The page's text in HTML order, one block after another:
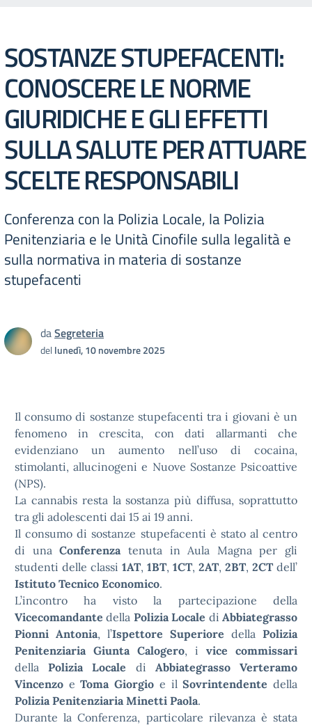
SOSTANZE STUPEFACENTI:
CONOSCERE LE NORME
GIURIDICHE E GLI EFFETTI
SULLA SALUTE PER ATTUARE
SCELTE RESPONSABILI
Conferenza con la Polizia Locale, la Polizia
Penitenziaria e le Unità Cinofile sulla legalità e
sulla normativa in materia di sostanze
stupefacenti
daSegreteria
dellunedì, 10 novembre 2025
Il consumo di sostanze stupefacenti tra i giovani è un
fenomeno in crescita, con dati allarmanti che
evidenziano un aumento nell’uso di cocaina,
stimolanti, allucinogeni e Nuove Sostanze Psicoattive
(NPS).
La cannabis resta la sostanza più diffusa, soprattutto
tra gli adolescenti dai 15 ai 19 anni.
Il consumo di sostanze stupefacenti è stato al centro
di unaConferenza tenuta in Aula Magna per gli
studenti delle classi 1AT, 1BT, 1CT, 2AT, 2BT, 2CT dell’
Istituto Tecnico Economico.
L’incontro ha visto la partecipazione della
Vicecomandantedella Polizia Locale di Abbiategrasso
Pionni Antonia, l’Ispettore Superiore della Polizia
Penitenziaria Giunta Calogero, i vice commissari
dellaPolizia Locale di Abbiategrasso Verteramo
Vincenzo e Toma Giorgio e ilSovrintendente della
Polizia Penitenziaria Minetti Paola.
Durante la Conferenza, particolare rilevanza è stata